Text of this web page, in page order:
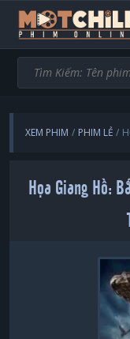
XEM PHIM PHIM LẺ
Họa Giang Hồ: